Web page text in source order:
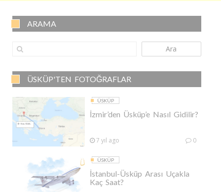
ARAMA
Ara
ÜSKÜP'TEN FOTOĞRAFLAR
ÜSKÜP
İzmir’den Üsküp’e Nasıl Gidilir?
7 yıl ago 0
ÜSKÜP
İstanbul-Üsküp Arası Uçakla
Kaç Saat?